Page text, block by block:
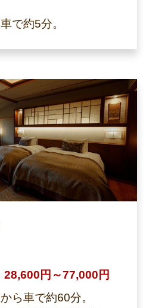
で約5分。
28,600円～77,000円
ら車で約60分。